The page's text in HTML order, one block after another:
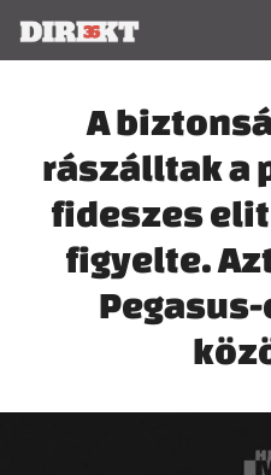
PROJEKTEK
KÓRHÁZI FERTŐZÉSEK
ORBÁN ÉS A GAZDASÁG
KÍNAI NEGYED
OROSZ KAPCSOLATOK
PEGASUS-MEGFIGYELÉSEK
A
rászálltak a
fideszes
figyelte.